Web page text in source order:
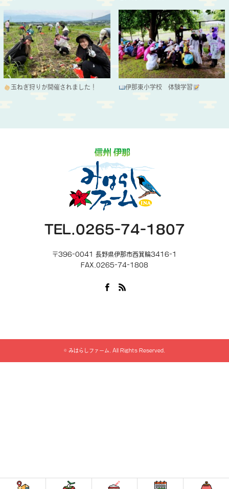
玉ねぎ狩りが開催されました！ 伊那東小学校 体験学習
TEL.0265-74-1807
〒396-0041 長野県伊那市西箕輪3416-1
FAX.0265-74-1808
© みはらしファーム . All Rights Reserved.